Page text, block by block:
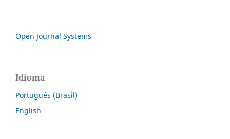
Open Journal Systems
Idioma
Português (Brasil)
English